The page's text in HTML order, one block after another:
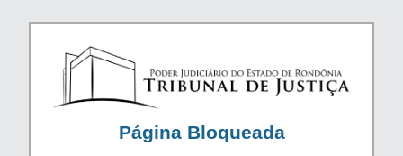
Página Bloqueada